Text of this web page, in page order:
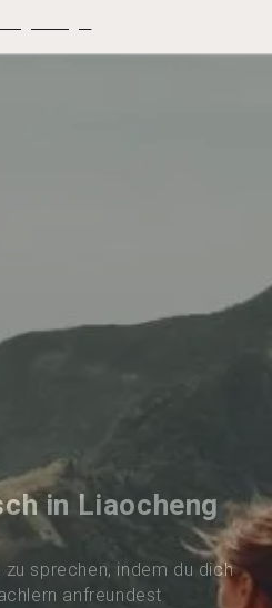
in Liaocheng
zu sprechen, indem du dich
anfreundest